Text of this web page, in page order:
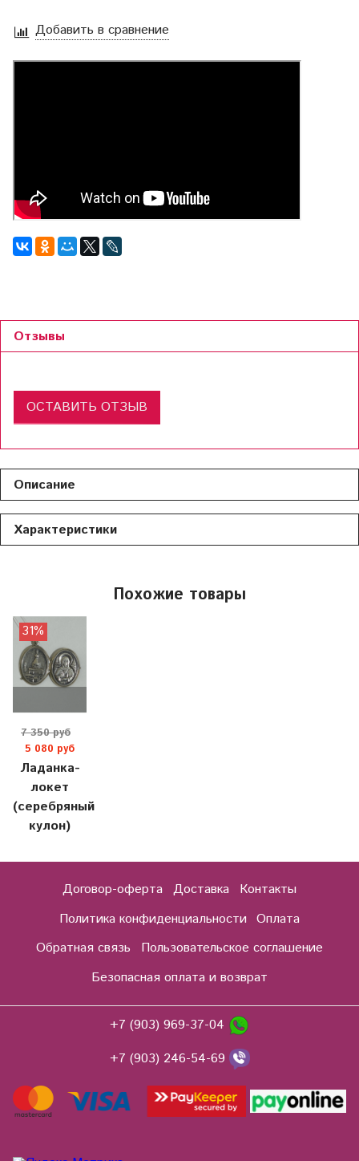
Добавить в сравнение
Отзывы
ОСТАВИТЬ ОТЗЫВ
Описание
Характеристики
Похожие товары
31%
7 350 руб
5 080 руб
Ладанка-
локет
(серебряный
кулон)
Договор-оферта Доставка
Контакты
Политика конфиденциальности Оплата
Обратная связь
Пользовательское соглашение
Безопасная оплата и возврат
+7 (903) 969-37-04
+7 (903) 246-54-69